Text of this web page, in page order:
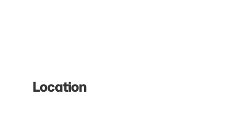
Location